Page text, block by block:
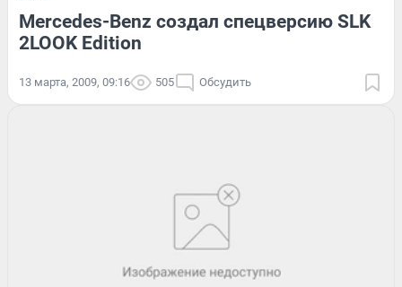
Mercedes-Benz создал спецверсию SLK
2LOOK Edition
13 марта, 2009, 09:16 505 Обсудить